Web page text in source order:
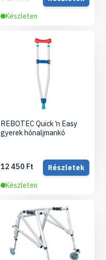
Készleten
REBOTEC Quick ’n Easy
gyerek hónaljmankó
12 450 Ft
Részletek
Készleten